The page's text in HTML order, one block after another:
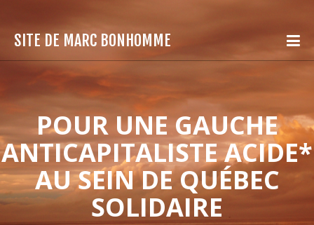
SITE DE MARC BONHOMME
POUR UNE GAUCHE
ANTICAPITALISTE ACIDE*
AU SEIN DE QUÉBEC
SOLIDAIRE